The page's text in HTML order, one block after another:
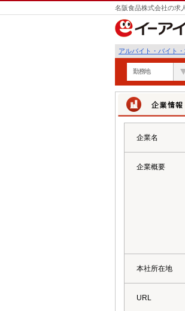
名阪食品株式会社の求
アルバイト・バイト
勤務地
企業情報
企業名
企業概要
本社所在地
URL